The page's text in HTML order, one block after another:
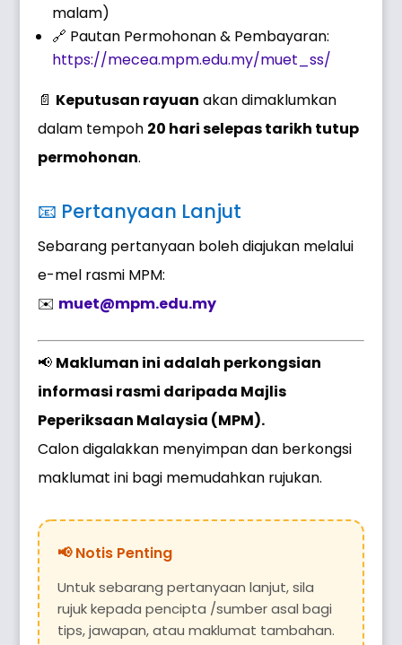
malam)
🔗 Pautan Permohonan & Pembayaran:
https://mecea.mpm.edu.my/muet_ss/
📄 Keputusan rayuan akan dimaklumkan
dalam tempoh 20 hari selepas tarikh tutup
permohonan.
📧 Pertanyaan Lanjut
Sebarang pertanyaan boleh diajukan melalui
e-mel rasmi MPM:
✉️ muet@mpm.edu.my
📢 Makluman ini adalah perkongsian
informasi rasmi daripada Majlis
Peperiksaan Malaysia (MPM).
Calon digalakkan menyimpan dan berkongsi
maklumat ini bagi memudahkan rujukan.
Untuk sebarang pertanyaan lanjut, sila
rujuk kepada pencipta /sumber asal bagi
tips, jawapan, atau maklumat tambahan.